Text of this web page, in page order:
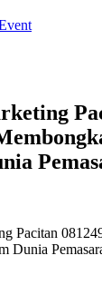
Pacitan
Dunia